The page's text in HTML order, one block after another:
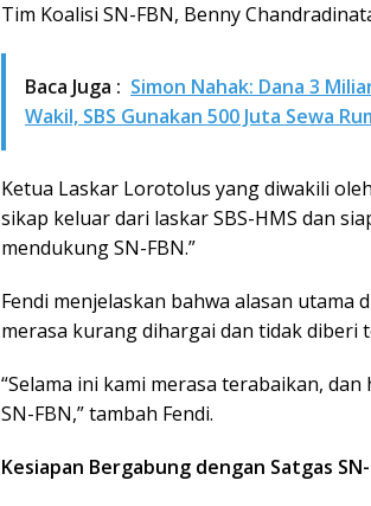
Tim Koalisi SN-FBN, Benny
Baca Juga : Simon Nahak: Dana 3
Wakil, SBS Gunakan 500 Juta Sewa
Ketua Laskar Lorotolus yang diwakili
sikap keluar dari laskar SBS-HMS dan
mendukung SN-FBN.”
Fendi menjelaskan bahwa alasan
merasa kurang dihargai dan tidak diberi
“Selama ini kami merasa terabaikan,
SN-FBN,” tambah Fendi.
Kesiapan Bergabung dengan Satgas SN-